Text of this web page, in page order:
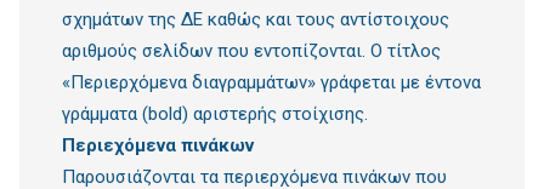
σχημάτων της ΔΕ καθώς και τους αντίστοιχους
αριθμούς σελίδων που εντοπίζονται. Ο τίτλος
«Περιερχόμενα διαγραμμάτων» γράφεται με έντονα
γράμματα (bold) αριστερής στοίχισης.
Περιεχόμενα πινάκων
Παρουσιάζονται τα περιερχόμενα πινάκων που